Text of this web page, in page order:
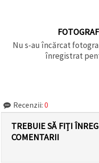
Nu s-au încărcat
înregistrat
Recenzii: 0
TREBUIE SĂ FIȚI
COMENTARII